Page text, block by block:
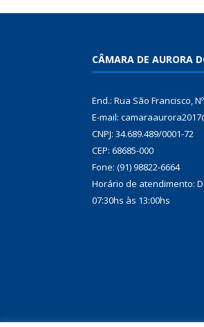
CÂMARA DE AURORA
End.: Rua São Francisco,
E-mail:
CNPJ: 34.689.489/0001-72
CEP: 68685-000
Fone: (91) 98822-6664
Horário de atendimento:
07:30hs às 13:00hs